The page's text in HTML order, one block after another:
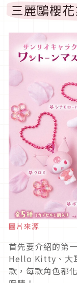
三麗鷗櫻
圖片來源
首先要介紹的第
Hello Kitty、大
款，每款角色都